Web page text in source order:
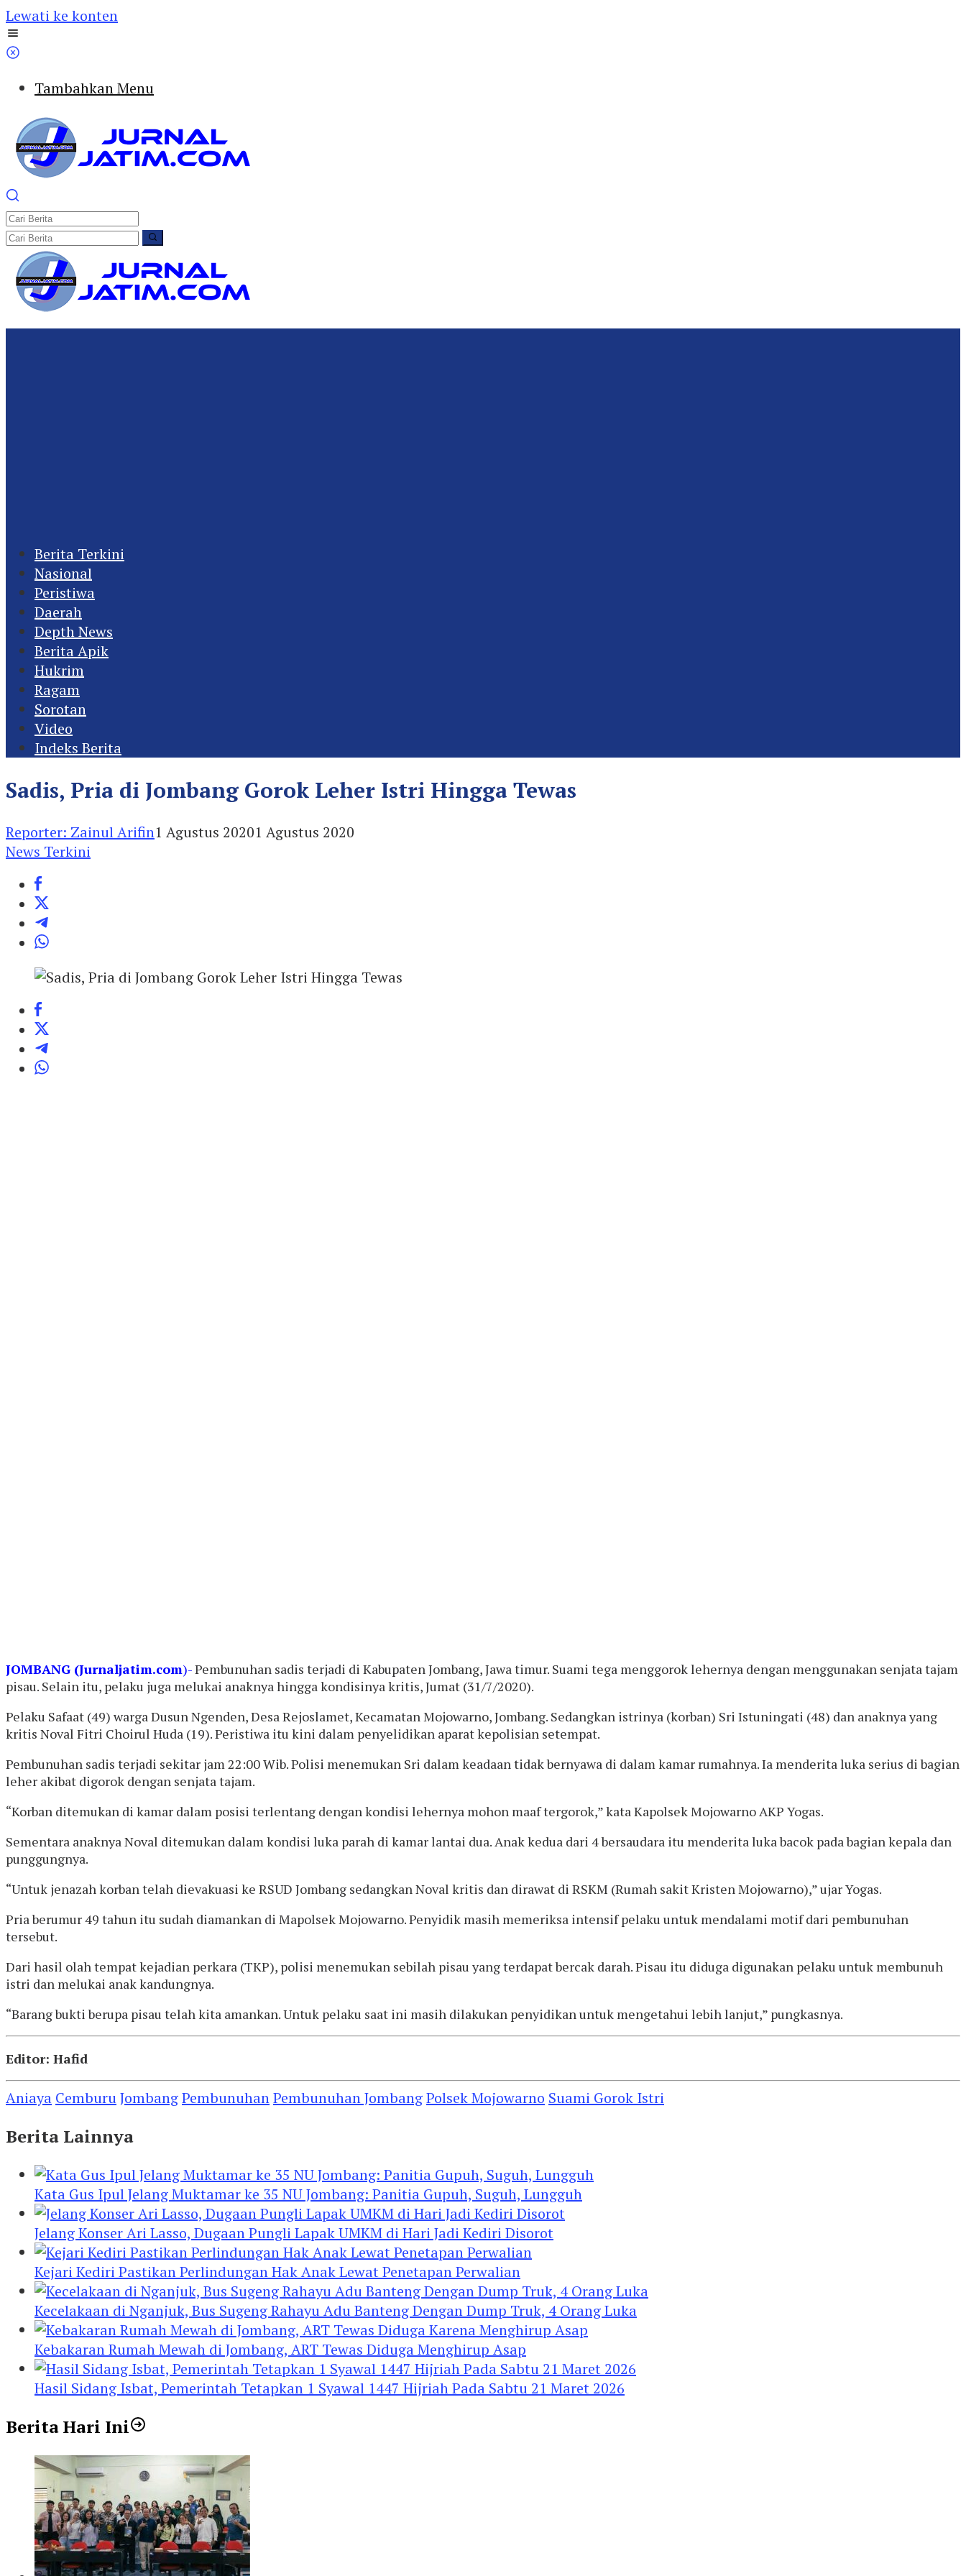
Lewati ke konten
Tambahkan Menu
Berita Terkini
Nasional
Peristiwa
Daerah
Depth News
Berita Apik
Hukrim
Ragam
Sorotan
Video
Indeks Berita
Sadis, Pria di Jombang Gorok Leher Istri Hingga Tewas
Reporter: Zainul Arifin1 Agustus 20201 Agustus 2020
News Terkini
JOMBANG (Jurnaljatim.com)-Pembunuhan sadis terjadi di Kabupaten Jombang, Jawa timur. Suami tega menggorok lehernya dengan menggunakan senjata tajam
pisau. Selain itu, pelaku juga melukai anaknya hingga kondisinya kritis, Jumat (31/7/2020).
Pelaku Safaat (49) warga Dusun Ngenden, Desa Rejoslamet, Kecamatan Mojowarno, Jombang. Sedangkan istrinya (korban) Sri Istuningati (48) dan anaknya yang
kritis Noval Fitri Choirul Huda (19). Peristiwa itu kini dalam penyelidikan aparat kepolisian setempat.
Pembunuhan sadis terjadi sekitar jam 22:00 Wib. Polisi menemukan Sri dalam keadaan tidak bernyawa di dalam kamar rumahnya. Ia menderita luka serius di bagian
leher akibat digorok dengan senjata tajam.
“Korban ditemukan di kamar dalam posisi terlentang dengan kondisi lehernya mohon maaf tergorok,” kata Kapolsek Mojowarno AKP Yogas.
Sementara anaknya Noval ditemukan dalam kondisi luka parah di kamar lantai dua. Anak kedua dari 4 bersaudara itu menderita luka bacok pada bagian kepala dan
punggungnya.
“Untuk jenazah korban telah dievakuasi ke RSUD Jombang sedangkan Noval kritis dan dirawat di RSKM (Rumah sakit Kristen Mojowarno),” ujar Yogas.
Pria berumur 49 tahun itu sudah diamankan di Mapolsek Mojowarno. Penyidik masih memeriksa intensif pelaku untuk mendalami motif dari pembunuhan
tersebut.
Dari hasil olah tempat kejadian perkara (TKP), polisi menemukan sebilah pisau yang terdapat bercak darah. Pisau itu diduga digunakan pelaku untuk membunuh
istri dan melukai anak kandungnya.
“Barang bukti berupa pisau telah kita amankan. Untuk pelaku saat ini masih dilakukan penyidikan untuk mengetahui lebih lanjut,” pungkasnya.
Editor: Hafid
Aniaya CemburuJombangPembunuhanPembunuhan JombangPolsek Mojowarno Suami Gorok Istri
Berita Lainnya
Kata Gus Ipul Jelang Muktamar ke 35 NU Jombang: Panitia Gupuh, Suguh, Lungguh
Jelang Konser Ari Lasso, Dugaan Pungli Lapak UMKM di Hari Jadi Kediri Disorot
Kejari Kediri Pastikan Perlindungan Hak Anak Lewat Penetapan Perwalian
Kecelakaan di Nganjuk, Bus Sugeng Rahayu Adu Banteng Dengan Dump Truk, 4 Orang Luka
Kebakaran Rumah Mewah di Jombang, ART Tewas Diduga Menghirup Asap
Hasil Sidang Isbat, Pemerintah Tetapkan 1 Syawal 1447 Hijriah Pada Sabtu 21 Maret 2026
Berita Hari Ini